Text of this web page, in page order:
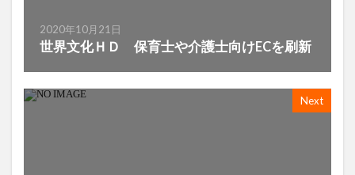
2020年10月21日
世界文化ＨＤ 保育士や介護士向けECを刷新
Next